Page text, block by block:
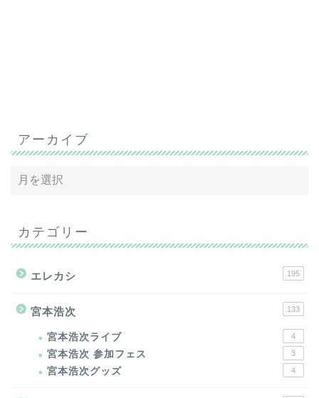
アーカイブ
カテゴリー
エレカシ 195
宮本浩次 133
宮本浩次ライブ 4
宮本浩次 参加フェス 3
宮本浩次グッズ 4